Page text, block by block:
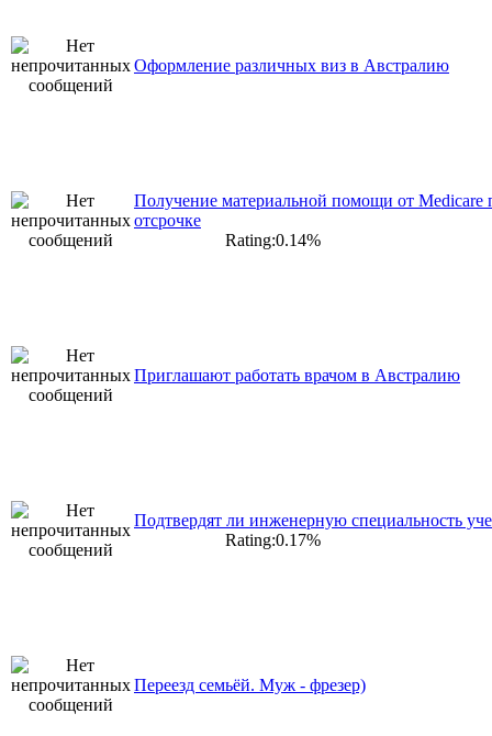
Оформление различных виз в Австралию
Получение материальной помощи от Medicare
отсрочке
Rating:0.14%
Приглашают работать врачом в Австралию
Подтвердят ли инженерную специальность
Rating:0.17%
Переезд семьёй. Муж - фрезер)